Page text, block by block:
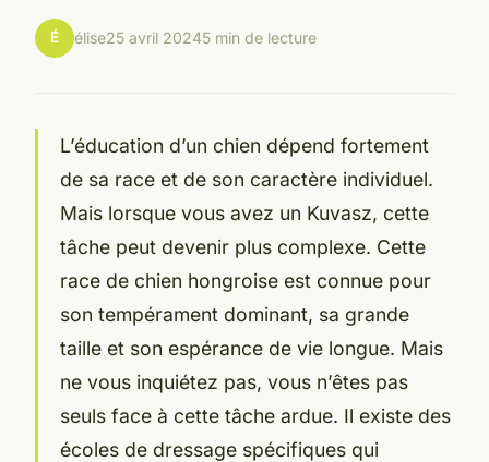
É élise25 avril 20245 min de lecture
L’éducation d’un chien dépend fortement
de sa race et de son caractère individuel.
Mais lorsque vous avez un Kuvasz, cette
tâche peut devenir plus complexe. Cette
race de chien hongroise est connue pour
son tempérament dominant, sa grande
taille et son espérance de vie longue. Mais
ne vous inquiétez pas, vous n’êtes pas
seuls face à cette tâche ardue. Il existe des
écoles de dressage spécifiques qui